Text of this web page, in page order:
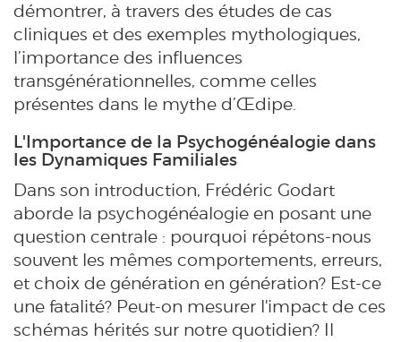
démontrer, à travers des études de cas
cliniques et des exemples mythologiques,
l’importance des influences
transgénérationnelles, comme celles
présentes dans le mythe d’Œdipe.
L'Importance de la Psychogénéalogie dans
les Dynamiques Familiales
Dans son introduction, Frédéric Godart
aborde la psychogénéalogie en posant une
question centrale : pourquoi répétons-nous
souvent les mêmes comportements, erreurs,
et choix de génération en génération? Est-ce
une fatalité? Peut-on mesurer l'impact de ces
schémas hérités sur notre quotidien? Il